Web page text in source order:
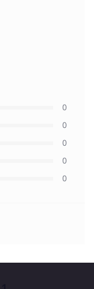
0
0
0
0
0